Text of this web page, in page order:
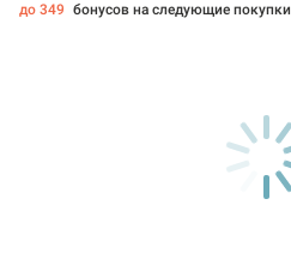
до 349 бонусов на следующие покупки